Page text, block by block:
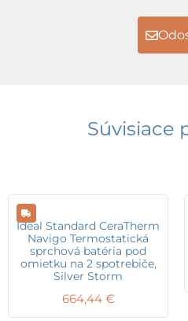
Súvisiace
Ideal Standard CeraTherm
Navigo Termostatická
sprchová batéria pod
omietku na 2 spotrebiče,
Silver Storm
664,44 €